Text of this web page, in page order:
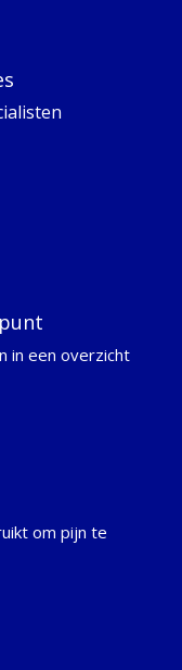
in een overzicht
om pijn te